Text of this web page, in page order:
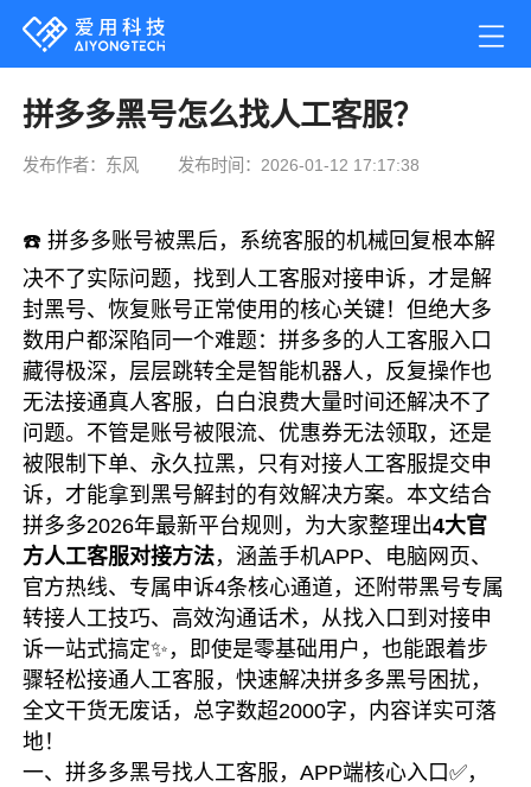
拼多多黑号怎么找人工客服？
发布作者：东风 发布时间：2026-01-12 17:17:38
☎️ 拼多多账号被黑后，系统客服的机械回复根本解
决不了实际问题，找到人工客服对接申诉，才是解
封黑号、恢复账号正常使用的核心关键！但绝大多
数用户都深陷同一个难题：拼多多的人工客服入口
藏得极深，层层跳转全是智能机器人，反复操作也
无法接通真人客服，白白浪费大量时间还解决不了
问题。不管是账号被限流、优惠券无法领取，还是
被限制下单、永久拉黑，只有对接人工客服提交申
诉，才能拿到黑号解封的有效解决方案。本文结合
拼多多2026年最新平台规则，为大家整理出4大官
方人工客服对接方法，涵盖手机APP、电脑网页、
官方热线、专属申诉4条核心通道，还附带黑号专属
转接人工技巧、高效沟通话术，从找入口到对接申
诉一站式搞定✨，即使是零基础用户，也能跟着步
骤轻松接通人工客服，快速解决拼多多黑号困扰，
全文干货无废话，总字数超2000字，内容详实可落
地！
一、拼多多黑号找人工客服，APP端核心入口✅，